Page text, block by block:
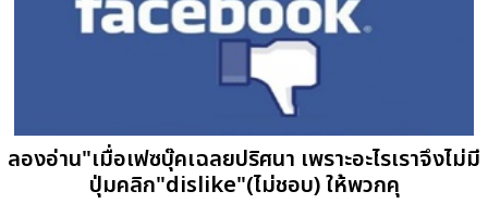
ลองอ่าน"เมื่อเฟซบุ๊คเฉลยปริศนา เพราะอะไรเราจึงไม่มี
ปุ่มคลิก"dislike"(ไม่ชอบ) ให้พวกคุ